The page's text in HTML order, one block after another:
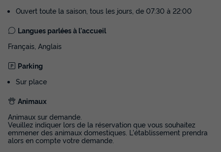
Ouvert toute la saison, tous les jours, de 07:30 à 22:00
Langues parlées à l'accueil
Français, Anglais
Parking
Sur place
Animaux
Animaux sur demande.
Veuillez indiquer lors de la réservation que vous souhaitez
emmener des animaux domestiques. L'établissement prendra
alors en compte votre demande.